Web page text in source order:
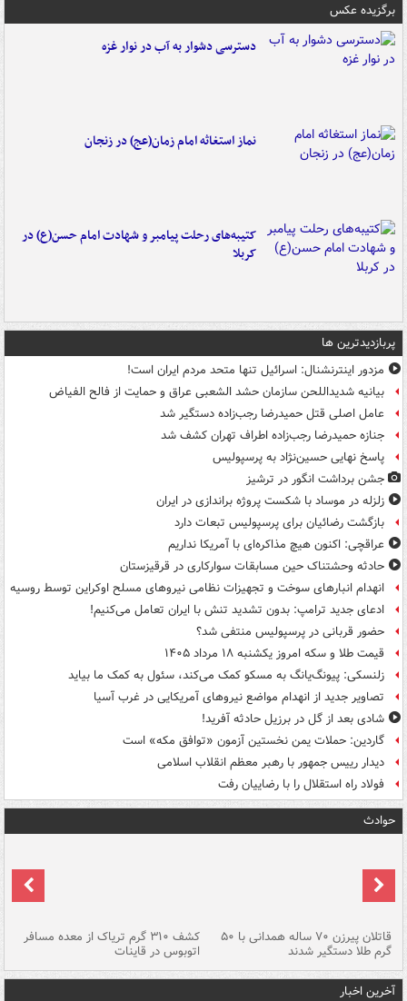
برگزیده عکس
دسترسی دشوار به آب در نوار غزه
نماز استغاثه امام زمان(عج) در زنجان
کتیبه‌های رحلت پیامبر و شهادت امام حسن(ع) در
کربلا
پربازدیدترین ها
مزدور اینترنشنال: اسرائیل تنها متحد مردم ایران است!
بیانیه شدیداللحن سازمان حشد الشعبی عراق و حمایت از فالح الفیاض
عامل اصلی قتل حمیدرضا رجب‌زاده دستگیر شد
جنازه حمیدرضا رجب‌زاده اطراف تهران کشف شد
پاسخ نهایی حسین‌نژاد به پرسپولیس
جشن برداشت انگور در ترشیز
زلزله در موساد با شکست پروژه براندازی در ایران
بازگشت رضائیان برای پرسپولیس تبعات دارد
عراقچی: اکنون هیچ مذاکره‌ای با آمریکا نداریم
حادثه وحشتناک حین مسابقات سوارکاری در قرقیزستان
انهدام انبارهای سوخت و تجهیزات نظامی نیروهای مسلح اوکراین توسط روسیه
ادعای جدید ترامپ: بدون تشدید تنش با ایران تعامل می‌کنیم!
حضور قربانی در پرسپولیس منتفی شد؟
قیمت طلا و سکه امروز یکشنبه ۱۸ مرداد ۱۴۰۵
زلنسکی: پیونگ‌یانگ به مسکو کمک می‌کند، سئول به کمک ما بیاید
تصاویر جدید از انهدام مواضع نیروهای آمریکایی در غرب آسیا
شادی بعد از گل در برزیل حادثه آفرید!
گاردین: حملات یمن نخستین آزمون «توافق مکه» است
دیدار رییس جمهور با رهبر معظم انقلاب اسلامی
فولاد راه استقلال را با رضاییان رفت
حوادث
قاتلان پیرزن ۷۰ ساله همدانی با ۵۰
گرم طلا دستگیر شدند
کشف ۳۱۰ گرم تریاک از معده مسافر
اتوبوس در قاینات
آخرین اخبار